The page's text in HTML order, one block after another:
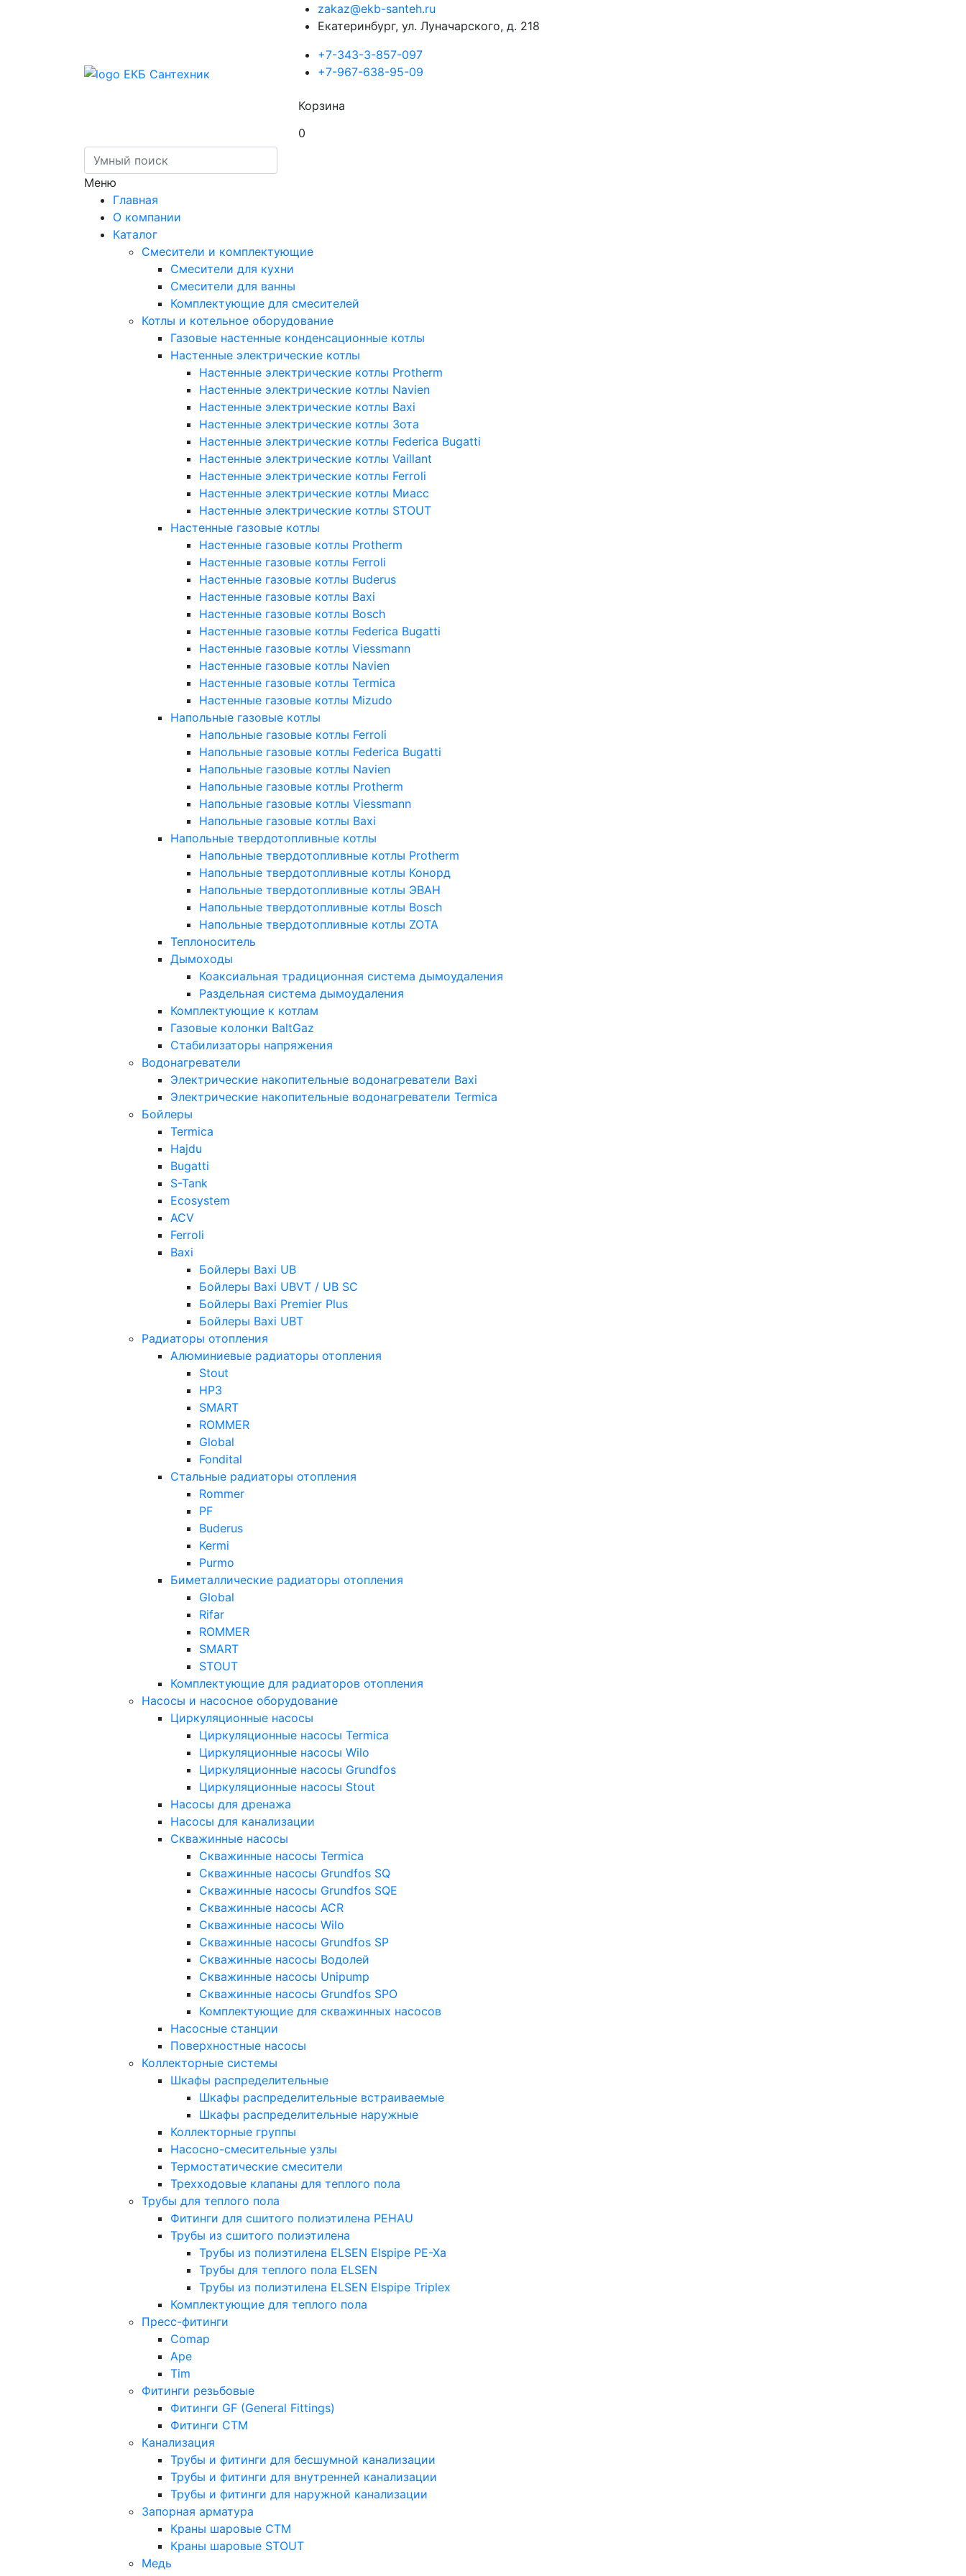
zakaz@ekb-santeh.ru
Екатеринбург, ул. Луначарского, д. 218
+7-343-3-857-097
+7-967-638-95-09
Корзина
0
Меню
Главная
О компании
Каталог
Смесители и комплектующие
Смесители для кухни
Смесители для ванны
Комплектующие для смесителей
Котлы и котельное оборудование
Газовые настенные конденсационные котлы
Настенные электрические котлы
Настенные электрические котлы Protherm
Настенные электрические котлы Navien
Настенные электрические котлы Baxi
Настенные электрические котлы Зота
Настенные электрические котлы Federica Bugatti
Настенные электрические котлы Vaillant
Настенные электрические котлы Ferroli
Настенные электрические котлы Миасс
Настенные электрические котлы STOUT
Настенные газовые котлы
Настенные газовые котлы Protherm
Настенные газовые котлы Ferroli
Настенные газовые котлы Buderus
Настенные газовые котлы Baxi
Настенные газовые котлы Bosch
Настенные газовые котлы Federica Bugatti
Настенные газовые котлы Viessmann
Настенные газовые котлы Navien
Настенные газовые котлы Termica
Настенные газовые котлы Mizudo
Напольные газовые котлы
Напольные газовые котлы Ferroli
Напольные газовые котлы Federica Bugatti
Напольные газовые котлы Navien
Напольные газовые котлы Protherm
Напольные газовые котлы Viessmann
Напольные газовые котлы Baxi
Напольные твердотопливные котлы
Напольные твердотопливные котлы Protherm
Напольные твердотопливные котлы Конорд
Напольные твердотопливные котлы ЭВАН
Напольные твердотопливные котлы Bosch
Напольные твердотопливные котлы ZOTA
Теплоноситель
Дымоходы
Коаксиальная традиционная система дымоудаления
Раздельная система дымоудаления
Комплектующие к котлам
Газовые колонки BaltGaz
Стабилизаторы напряжения
Водонагреватели
Электрические накопительные водонагреватели Baxi
Электрические накопительные водонагреватели Termica
Бойлеры
Termica
Hajdu
Bugatti
S-Tank
Ecosystem
ACV
Ferroli
Baxi
Бойлеры Baxi UB
Бойлеры Baxi UBVT / UB SC
Бойлеры Baxi Premier Plus
Бойлеры Baxi UBT
Радиаторы отопления
Алюминиевые радиаторы отопления
Stout
НРЗ
SMART
ROMMER
Global
Fondital
Стальные радиаторы отопления
Rommer
PF
Buderus
Kermi
Purmo
Биметаллические радиаторы отопления
Global
Rifar
ROMMER
SMART
STOUT
Комплектующие для радиаторов отопления
Насосы и насосное оборудование
Циркуляционные насосы
Циркуляционные насосы Termica
Циркуляционные насосы Wilo
Циркуляционные насосы Grundfos
Циркуляционные насосы Stout
Насосы для дренажа
Насосы для канализации
Скважинные насосы
Скважинные насосы Termica
Скважинные насосы Grundfos SQ
Скважинные насосы Grundfos SQE
Скважинные насосы ACR
Скважинные насосы Wilo
Скважинные насосы Grundfos SP
Скважинные насосы Водолей
Скважинные насосы Unipump
Скважинные насосы Grundfos SPO
Комплектующие для скважинных насосов
Насосные станции
Поверхностные насосы
Коллекторные системы
Шкафы распределительные
Шкафы распределительные встраиваемые
Шкафы распределительные наружные
Коллекторные группы
Насосно-смесительные узлы
Термостатические смесители
Трехходовые клапаны для теплого пола
Трубы для теплого пола
Фитинги для сшитого полиэтилена PEHAU
Трубы из сшитого полиэтилена
Трубы из полиэтилена ELSEN Elspipe PE-Xa
Трубы для теплого пола ELSEN
Трубы из полиэтилена ELSEN Elspipe Triplex
Комплектующие для теплого пола
Пресс-фитинги
Comap
Ape
Tim
Фитинги резьбовые
Фитинги GF (General Fittings)
Фитинги CTM
Канализация
Трубы и фитинги для бесшумной канализации
Трубы и фитинги для внутренней канализации
Трубы и фитинги для наружной канализации
Запорная арматура
Краны шаровые СТМ
Краны шаровые STOUT
Медь